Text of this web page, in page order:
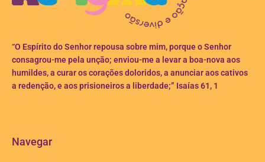
“O Espírito do Senhor repousa sobre mim, porque o Senhor
consagrou-me pela unção; enviou-me a levar a boa-nova aos
humildes, a curar os corações doloridos, a anunciar aos cativos
a redenção, e aos prisioneiros a liberdade;” Isaías 61, 1
Navegar